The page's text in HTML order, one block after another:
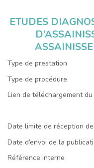
ETUDES
Type de prestation
Type de procédure
Lien de téléchargement du
Date limite de réception
Date d’envoi de la
Référence interne